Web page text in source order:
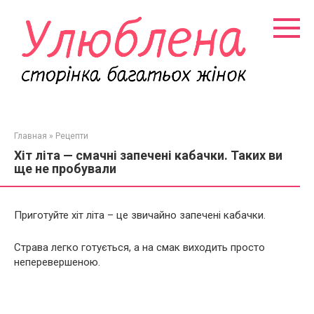
контенту
Главная » Рецепти
Хіт літа — смачні запечені кабачки. Таких ви
ще не пробували
Приготуйте хіт літа – це звичайно запечені кабачки.
Страва легко готується, а на смак виходить просто
неперевершеною.